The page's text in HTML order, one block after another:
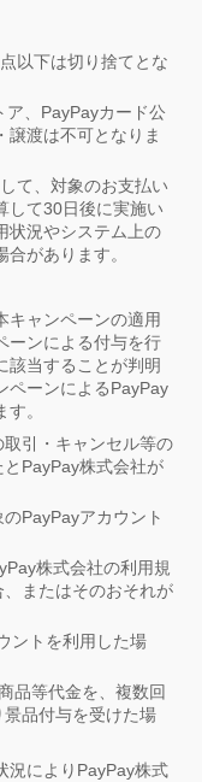
以下は切り捨てとな
ア、PayPayカード公
譲渡は不可となりま
て、対象のお支払い
して30日後に実施い
状況やシステム上の
があります。
キャンペーンの適用
ーンによる付与を行
該当することが判明
ペーンによるPayPay
。
引・キャンセル等の
PayPay株式会社が
PayPayアカウント
株式会社の利用規
またはそのおそれが
ントを利用した場
品等代金を、複数回
品付与を受けた場
況によりPayPay株式